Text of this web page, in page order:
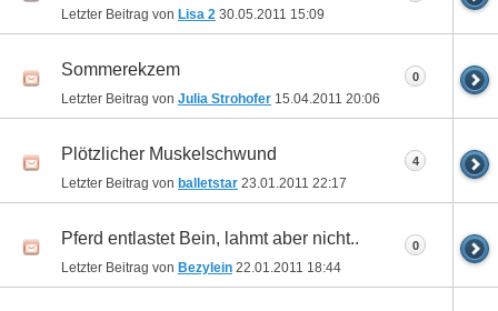
Letzter Beitrag von Lisa 2 30.05.2011 15:09
Sommerekzem
Letzter Beitrag von Julia Strohofer 15.04.2011 20:06
0
Plötzlicher Muskelschwund
Letzter Beitrag von balletstar 23.01.2011 22:17
4
Pferd entlastet Bein, lahmt aber nicht..
Letzter Beitrag von Bezylein 22.01.2011 18:44
0